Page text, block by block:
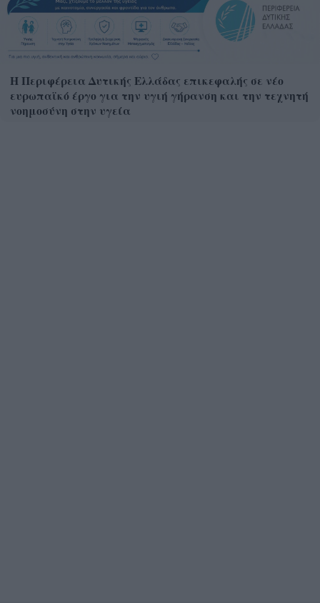
Η Περιφέρεια Δυτικής Ελλάδας επικεφαλής σε νέο
ευρωπαϊκό έργο για την υγιή γήρανση και την τεχνητή
νοημοσύνη στην υγεία